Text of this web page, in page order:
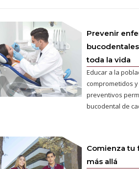
Prevenir
toda la vida
Educar a la
comprometidos
preventivos
bucodental de
Comienza tu
más allá